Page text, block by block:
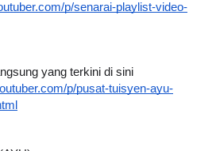
p/senarai-playlist-video-
yang terkini di sini
p/pusat-tuisyen-ayu-